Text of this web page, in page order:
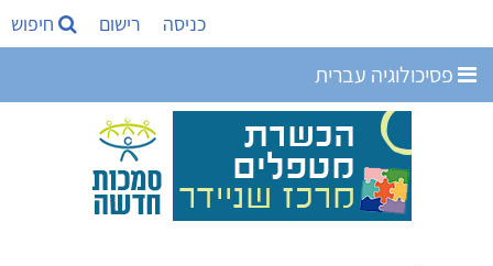
כניסה רישום חיפוש
פסיכולוגיה עברית